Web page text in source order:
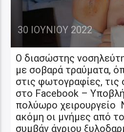
30 ΙΟΥΝΊΟΥ 2022
Ο διασώστης
με σοβαρά τραύματα,
στις φωτογραφίες, τις
στο Facebook –
πολύωρο χειρουργείο
ακόμη οι μνήμες από
συμβάν άγριου